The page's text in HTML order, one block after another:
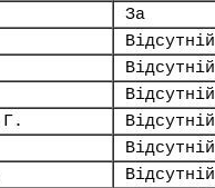
За
Відсутній
Відсутній
Відсутній
Відсутній
Відсутній
Відсутній